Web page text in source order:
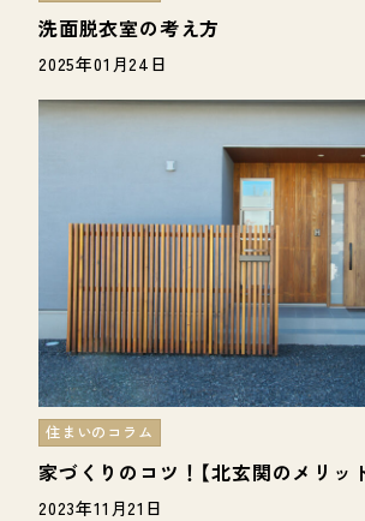
洗面脱衣室の考え方
2025年01月24日
家づくりのコツ！【北玄関のメリッ
住まいのコラム
2023年11月21日